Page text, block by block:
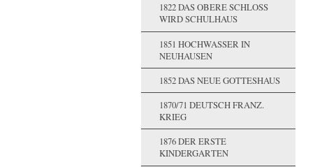
1822 DAS OBERE SCHLOSS W
IRD SCHULHAUS
1851 HOCHWASSER IN
NEUHAUSEN
1852 DAS NEUE GOTTESHAUS
1870/71 DEUTSCH FRANZ.
KRIEG
1876 DER ERSTE
KINDERGARTEN